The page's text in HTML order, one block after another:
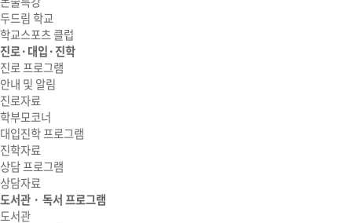
두드림 학교
학교스포츠 클럽
진로·대입·진학
진로 프로그램
안내 및 알림
진로자료
학부모코너
대입진학 프로그램
진학자료
상담 프로그램
상담자료
도서관 · 독서 프로그램
도서관